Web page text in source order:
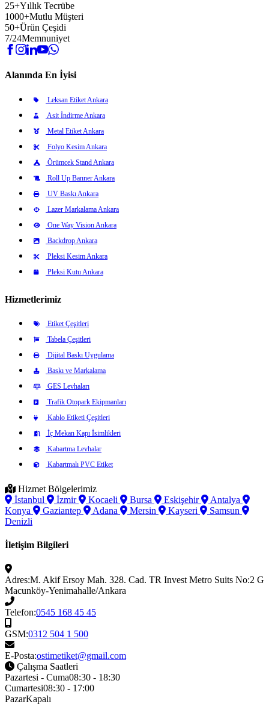
25+Yıllık Tecrübe
1000+Mutlu Müşteri
50+Ürün Çeşidi
7/24Memnuniyet
Alanında En İyisi
Leksan Etiket Ankara
Asit İndirme Ankara
Metal Etiket Ankara
Folyo Kesim Ankara
Örümcek Stand Ankara
Roll Up Banner Ankara
UV Baskı Ankara
Lazer Markalama Ankara
One Way Vision Ankara
Backdrop Ankara
Pleksi Kesim Ankara
Pleksi Kutu Ankara
Hizmetlerimiz
Etiket Çeşitleri
Tabela Çeşitleri
Dijital Baskı Uygulama
Baskı ve Markalama
GES Levhaları
Trafik Otopark Ekipmanları
Kablo Etiketi Çeşitleri
İç Mekan Kapı İsimlikleri
Kabartma Levhalar
Kabartmalı PVC Etiket
Hizmet Bölgelerimiz
İstanbul
İzmir Kocaeli Bursa Eskişehir
Antalya
Konya
Gaziantep Adana Mersin Kayseri
Samsun
Denizli
İletişim Bilgileri
Adres:M. Akif Ersoy Mah. 328. Cad. TR Invest Metro Suits No:2 G
Macunköy-Yenimahalle/Ankara
Telefon:0545 168 45 45
GSM:0312 504 1 500
E-Posta:ostimetiket@gmail.com
Çalışma Saatleri
Pazartesi - Cuma08:30 - 18:30
Cumartesi08:30 - 17:00
PazarKapalı